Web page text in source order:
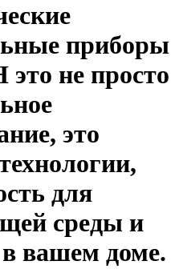
приборы
не просто
это
для
среды и
вашем доме.